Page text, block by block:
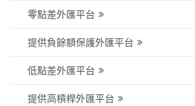
零點差外匯平台
提供負餘額保護外匯平台
低點差外匯平台
提供高槓桿外匯平台